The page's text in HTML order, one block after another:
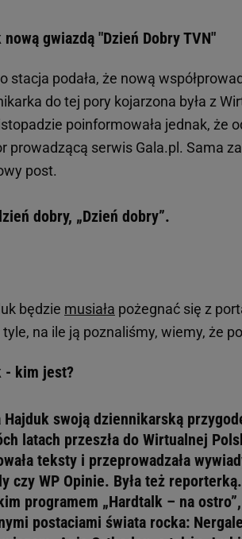
gwiazdą "Dzień Dobry TVN"
stacja podała, że nową
do tej pory kojarzona była z
poinformowała jednak, że
prowadzącą serwis Gala.pl. Sama
post.
dobry, „Dzień dobry”.
będzie musiała pożegnać się z
na ile ją poznaliśmy, wiemy, że
- kim jest?
Hajduk swoją dziennikarską
latach przeszła do Wirtualnej
teksty i przeprowadzała
czy WP Opinie. Była też
programem „Hardtalk – na
postaciami świata rocka: